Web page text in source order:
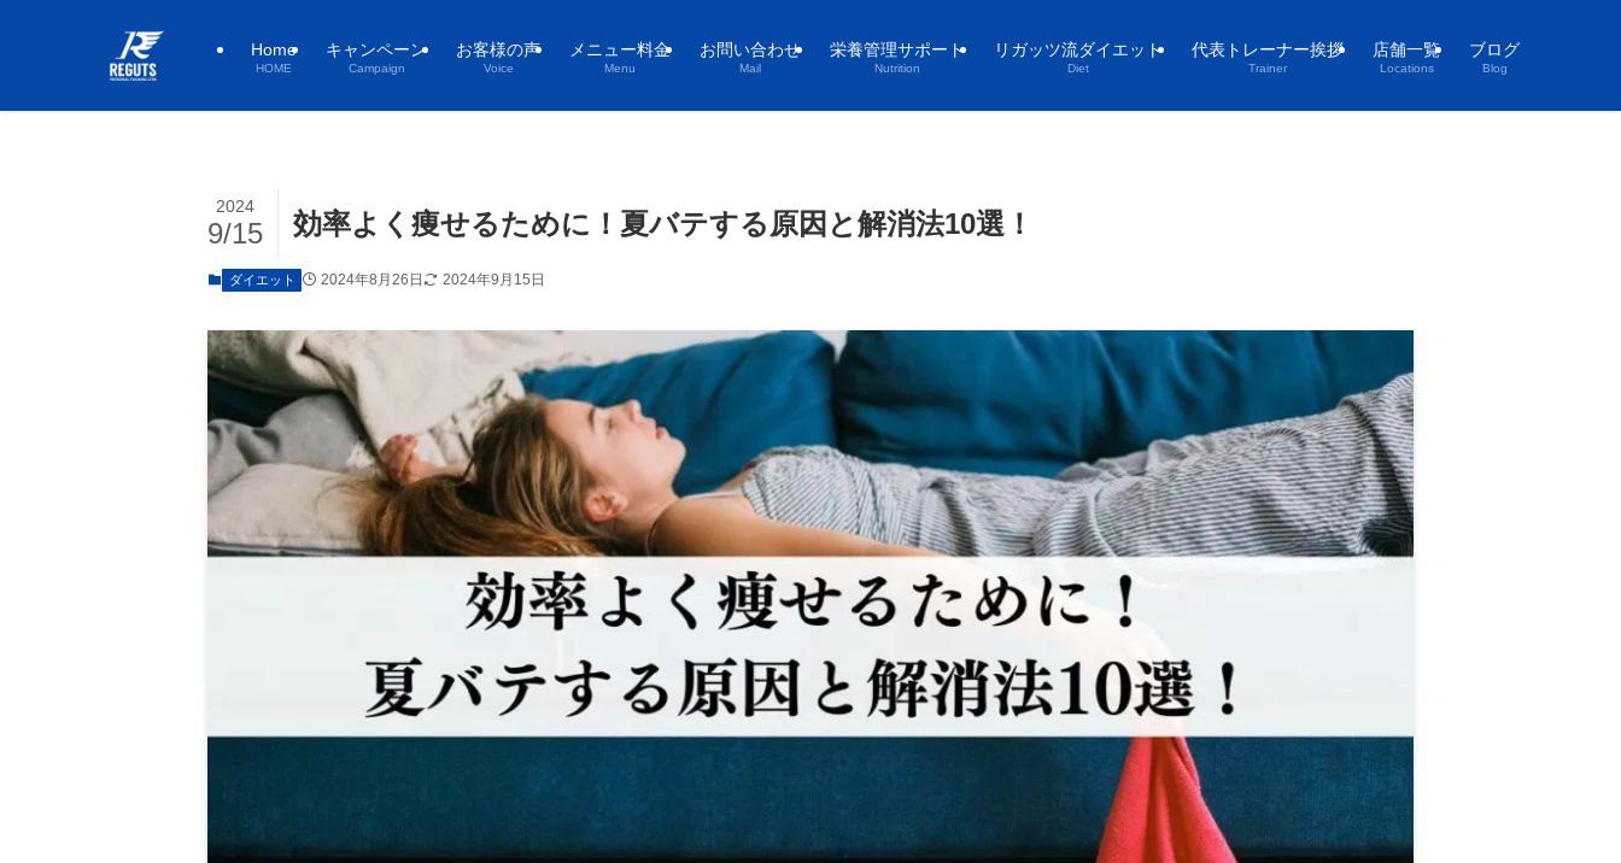
Home
HOME
キャンペーン
Campaign
お客様の声
Voice
メニュー料金
Menu
お問い合わせ
Mail
栄養管理サポート
Nutrition
リガッツ流ダイエット
Diet
代表トレーナー挨拶
Trainer
店舗一覧
Locations
ブログ
Blog
効率よく痩せるために！夏バテする原因と解消法10選！
2024
9/15
ダイエット 2024年8月26日 2024年9月15日